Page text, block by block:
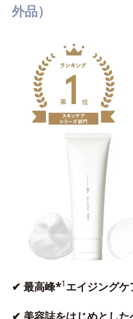
外品）
✔ 最高峰*1 エイジング